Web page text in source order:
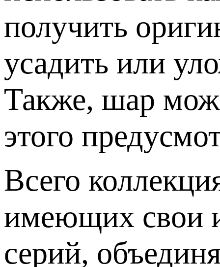
получить
усадить или
Также, шар
этого
Всего
имеющих свои
серий,